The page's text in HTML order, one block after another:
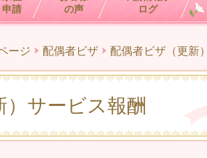
申請
の声
ログ
ージ 配偶者ビザ 配偶者ビザ（更新
）サービス報酬